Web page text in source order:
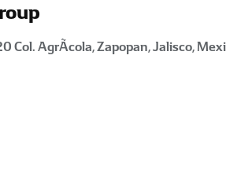
Col. AgrÃ­cola, Zapopan, Jalisco,